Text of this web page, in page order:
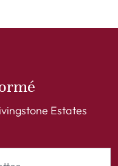
Estates